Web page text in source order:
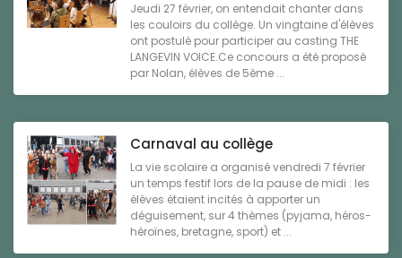
Jeudi 27 février, on entendait chanter dans
les couloirs du collège. Un vingtaine d'élèves
ont postulé pour participer au casting THE
LANGEVIN VOICE.Ce concours a été proposé
par Nolan, élèves de 5ème ...
Carnaval au collège
La vie scolaire a organisé vendredi 7 février
un temps festif lors de la pause de midi : les
élèves étaient incités à apporter un
déguisement, sur 4 thèmes (pyjama, héros-
héroïnes, bretagne, sport) et ...